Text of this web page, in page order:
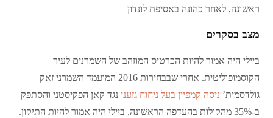
ראשונה, לאחר כהונה באסיפת לונדון
מצב בסקרים
ביילי היה אמור להיות הכרטיס המוזהב של השמרנים לעיר
הקוסמופוליטית. אחרי שבבחירות 2016 המועמד השמרני זאק
גולדסמית’ ניסה קמפיין בעל ניחוח גזעני נגד קאן הפקיסטני והסתפק
ב-35% מהקולות בהעדפה הראשונה, ביילי היה אמור להיות התיקון.